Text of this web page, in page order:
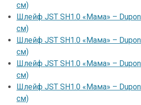
см)
Шлейф JST SH1.0 «Мама» –
см)
Шлейф JST SH1.0 «Мама» –
см)
Шлейф JST SH1.0 «Мама» –
см)
Шлейф JST SH1.0 «Мама» –
см)